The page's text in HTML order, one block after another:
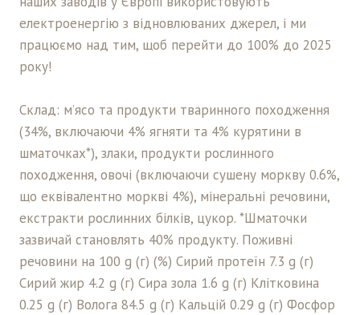
електроенергію з відновлюваних джерел, і ми
працюємо над тим, щоб перейти до 100% до 2025
року!
Склад: м’ясо та продукти тваринного походження
(34%, включаючи 4% ягняти та 4% курятини в
шматочках*), злаки, продукти рослинного
походження, овочі (включаючи сушену моркву 0.6%,
що еквівалентно моркві 4%), мінеральні речовини,
екстракти рослинних білків, цукор. *Шматочки
зазвичай становлять 40% продукту. Поживні
речовини на 100 g (г) (%) Сирий протеїн 7.3 g (г)
Сирий жир 4.2 g (г) Сира зола 1.6 g (г) Клітковина
0.25 g (г) Волога 84.5 g (г) Кальцій 0.29 g (г) Фосфор